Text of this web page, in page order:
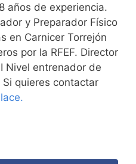
años de experiencia.
y Preparador Físico
en Carnicer Torrejón
por la RFEF. Director
Nivel entrenador de
Si quieres contactar